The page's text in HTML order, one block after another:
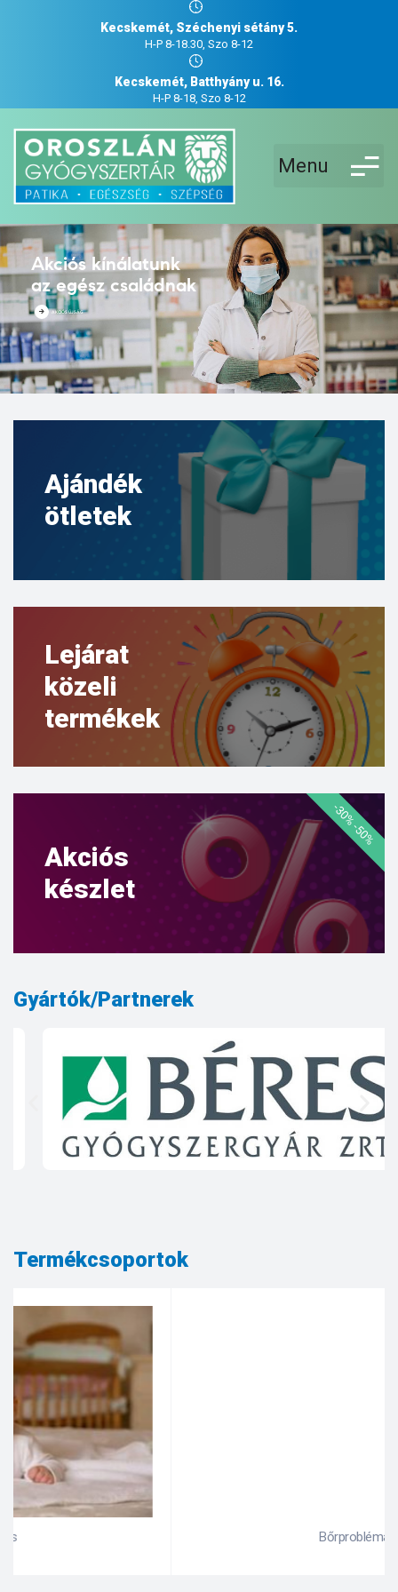
Kecskemét, Széchenyi sétány 5.
H-P 8-18.30, Szo 8-12
Kecskemét, Batthyány u. 16.
H-P 8-18, Szo 8-12
Menu
AKCIÓS ÚJSÁG
Akciós kínálatunk
az egész családnak
Ajándék
ötletek
Lejárat
közeli
termékek
Akciós
készlet
-30% -50%
Gyártók/Partnerek
Termékcsoportok